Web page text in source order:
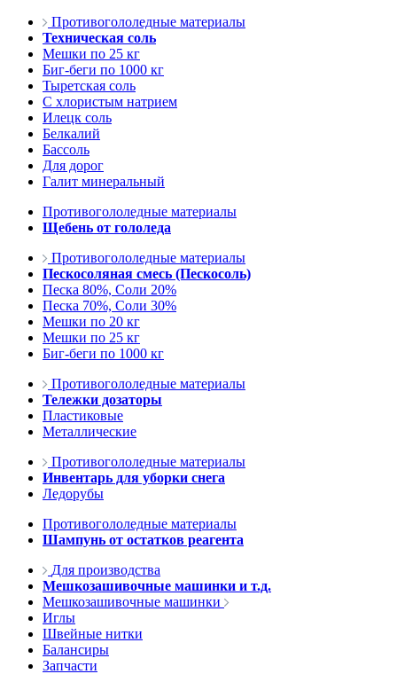
Противогололедные материалы
Техническая соль
Мешки по 25 кг
Биг-беги по 1000 кг
Тыретская соль
С хлористым натрием
Илецк соль
Белкалий
Бассоль
Для дорог
Галит минеральный
Противогололедные материалы
Щебень от гололеда
Противогололедные материалы
Пескосоляная смесь (Пескосоль)
Песка 80%, Соли 20%
Песка 70%, Соли 30%
Мешки по 20 кг
Мешки по 25 кг
Биг-беги по 1000 кг
Противогололедные материалы
Тележки дозаторы
Пластиковые
Металлические
Противогололедные материалы
Инвентарь для уборки снега
Ледорубы
Противогололедные материалы
Шампунь от остатков реагента
Для производства
Мешкозашивочные машинки и т.д.
Мешкозашивочные машинки
Иглы
Швейные нитки
Балансиры
Запчасти